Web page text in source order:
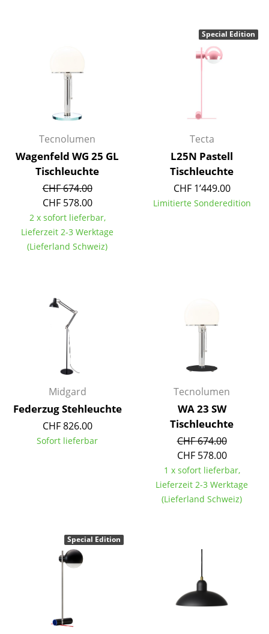
Spiegel
Figuren & Miniaturen
Vasen
Tabletts
Büroutensilien
Aufbewahrungsboxen
Teppiche
Vorhänge
... alle Accessoires
Zuhause
Wohnzimmer
Balkon & Garten
Tecnolumen
Wagenfeld WG 25 GL
Tischleuchte
CHF 674.00
CHF 578.00
2 x sofort lieferbar,
Lieferzeit 2-3 Werktage
(Lieferland Schweiz)
Tecta
L25N Pastell
Tischleuchte
CHF 1’449.00
Limitierte Sonderedition
Special Edition
Midgard
Federzug Stehleuchte
CHF 826.00
Sofort lieferbar
Tecnolumen
WA 23 SW
Tischleuchte
CHF 674.00
CHF 578.00
1 x sofort lieferbar,
Lieferzeit 2-3 Werktage
(Lieferland Schweiz)
Special Edition